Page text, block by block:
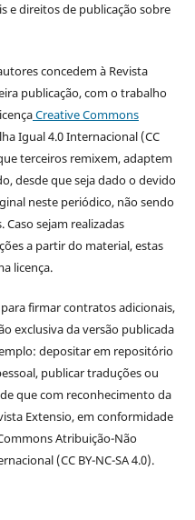
e direitos de publicação sobre
concedem à Revista
publicação, com o trabalho
Creative Commons
Igual 4.0 Internacional (CC
terceiros remixem, adaptem
desde que seja dado o devido
neste periódico, não sendo
sejam realizadas
a partir do material, estas
licença.
firmar contratos adicionais,
exclusiva da versão publicada
depositar em repositório
publicar traduções ou
que com reconhecimento da
Extensio, em conformidade
Atribuição-Não
(CC BY-NC-SA 4.0).